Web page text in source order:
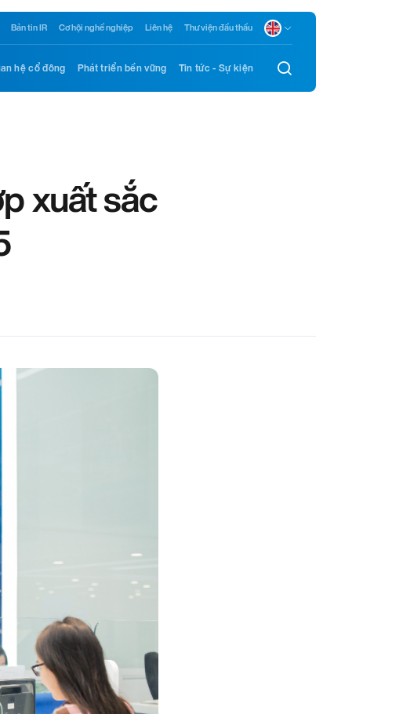
Bản tin IR Cơ hội nghề nghiệp Liên hệ Thư viện đầu thầu
hệ cổ đông Phát triển bền vững Tin tức - Sự kiện
xuất sắc